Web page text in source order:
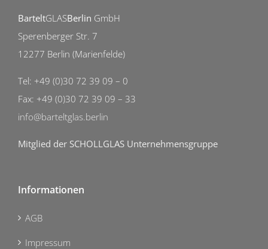
BarteltGLASBerlin GmbH
Sperenberger Str. 7
12277 Berlin (Marienfelde)
Tel: +49 (0)30 72 39 09 – 0
Fax: +49 (0)30 72 39 09 – 33
info@barteltglas.berlin
Mitglied der SCHOLLGLAS Unternehmensgruppe
Informationen
AGB
Impressum